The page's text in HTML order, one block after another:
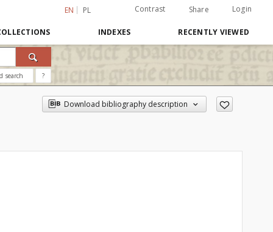
EN PL Contrast Share Login
INDEXES RECENTLY VIEWED
search ?
Download bibliography description